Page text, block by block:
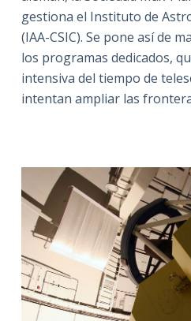
gestiona el Instituto de
(IAA-CSIC). Se pone así de
los programas dedicados,
intensiva del tiempo de
intentan ampliar las